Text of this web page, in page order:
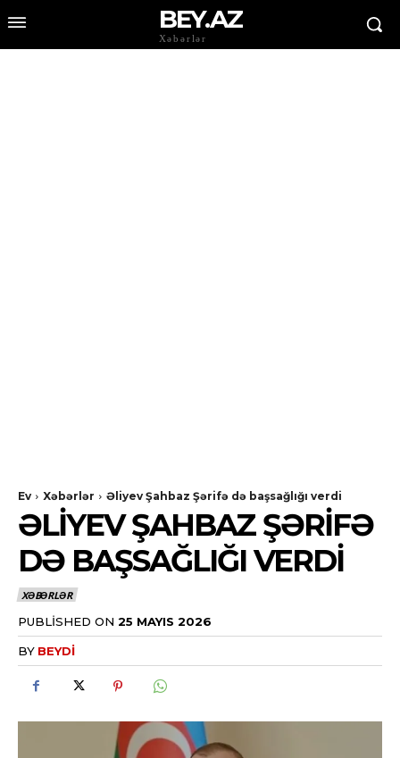
BEY.AZ
Xəbərlər
Ev Xəbərlər Əliyev Şahbaz Şərifə də başsağlığı verdi
ƏLIYEV ŞAHBAZ ŞƏRIFƏ
DƏ BAŞSAĞLIĞI VERDI
XƏBƏRLƏR
PUBLISHED ON 25 MAYIS 2026
BY BEYDI